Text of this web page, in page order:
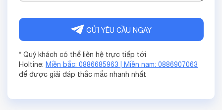
GỬI YÊU CẦU NGAY
* Quý khách có thể liên hệ trực tiếp tới
Holtine: Miền bắc: 0886685963 | Miền nam: 0886907063
để được giải đáp thắc mắc nhanh nhất